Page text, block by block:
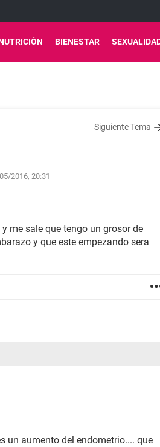
BIENESTAR
Siguiente Tema
2016, 20:31
me sale que tengo un grosor de
y que este empezando sera
un aumento del endometrio.... que